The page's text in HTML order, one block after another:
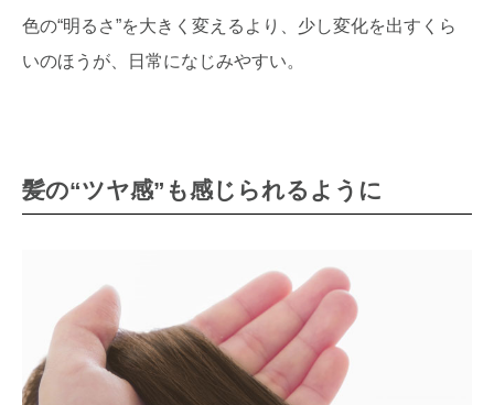
色の“明るさ”を大きく変えるより、少し変化を出すくら
いのほうが、日常になじみやすい。
髪の“ツヤ感”も感じられるように